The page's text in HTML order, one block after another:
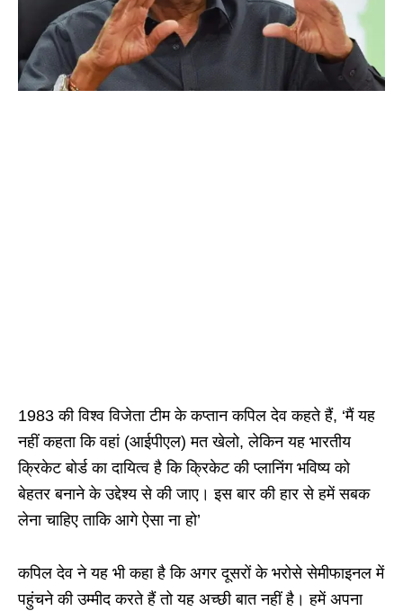
1983 की विश्व विजेता टीम के कप्तान कपिल देव कहते हैं, ‘मैं यह
नहीं कहता कि वहां (आईपीएल) मत खेलो, लेकिन यह भारतीय
क्रिकेट बोर्ड का दायित्व है कि क्रिकेट की प्लानिंग भविष्य को
बेहतर बनाने के उद्देश्य से की जाए। इस बार की हार से हमें सबक
लेना चाहिए ताकि आगे ऐसा ना हो’
कपिल देव ने यह भी कहा है कि अगर दूसरों के भरोसे सेमीफाइनल में
पहुंचने की उम्मीद करते हैं तो यह अच्छी बात नहीं है। हमें अपना